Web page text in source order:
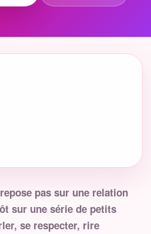
pas sur une relation
sur une série de petits
se respecter, rire